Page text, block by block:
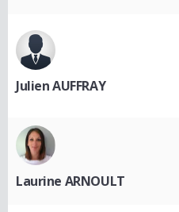
Julien AUFFRAY
Laurine ARNOULT